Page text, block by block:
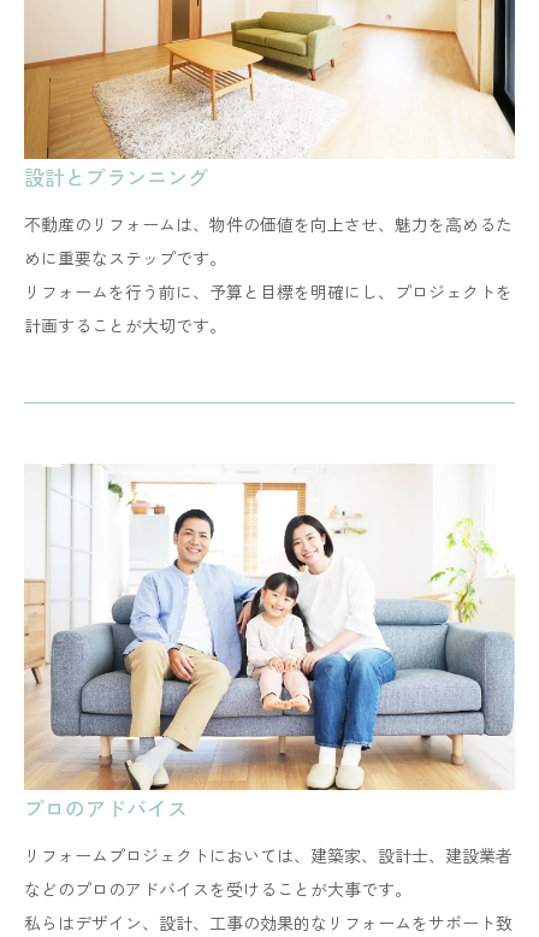
設計とプランニング
不動産のリフォームは、物件の価値を向上させ、魅力を高めるた
めに重要なステップです。
​​​​​​​リフォームを行う前に、予算と目標を明確にし、プロジェクトを
計画することが大切です。
プロのアドバイス
リフォームプロジェクトにおいては、建築家、設計士、建設業者
などのプロのアドバイスを受けることが大事です。
​​​​​​​私らはデザイン、設計、工事の効果的なリフォームをサポート致